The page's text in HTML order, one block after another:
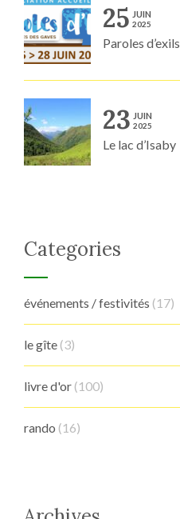
25 JUIN
2025
Paroles d’exils
23 JUIN
2025
Le lac d’Isaby
Categories
événements / festivités (17)
le gîte (3)
livre d'or (100)
rando (16)